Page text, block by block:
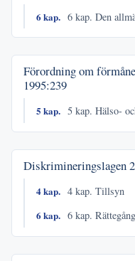
6 kap. 6 kap. Den
Förordning om
1995:239
5 kap. 5 kap. Hälso-
Diskrimineringslagen
4 kap. 4 kap. Tillsyn
6 kap. 6 kap.